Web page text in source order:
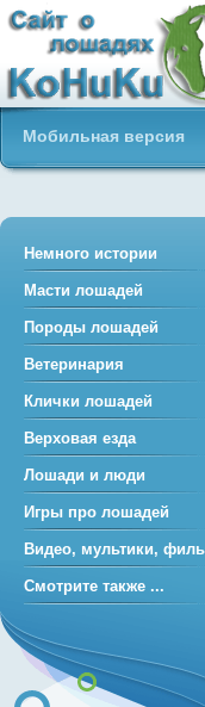
Сайт о лошадях
Приветствуем
лошадей и
Мобильная версия
Немного истории
Масти лошадей
Породы лошадей
Ветеринария
Клички лошадей
Верховая езда
Лошади и люди
Игры про лошадей
Видео, мультики,
Смотрите также ...